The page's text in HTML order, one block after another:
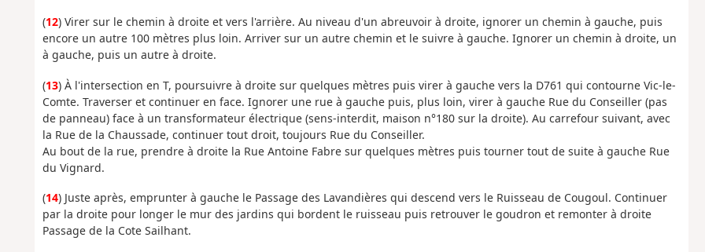
(12) Virer sur le chemin à droite et vers l'arrière. Au niveau d'un abreuvoir à droite, ignorer un chemin à gauche, puis
encore un autre 100 mètres plus loin. Arriver sur un autre chemin et le suivre à gauche. Ignorer un chemin à droite, un
à gauche, puis un autre à droite.
(13) À l'intersection en T, poursuivre à droite sur quelques mètres puis virer à gauche vers la D761 qui contourne Vic-le-
Comte. Traverser et continuer en face. Ignorer une rue à gauche puis, plus loin, virer à gauche Rue du Conseiller (pas
de panneau) face à un transformateur électrique (sens-interdit, maison n°180 sur la droite). Au carrefour suivant, avec
la Rue de la Chaussade, continuer tout droit, toujours Rue du Conseiller.
Au bout de la rue, prendre à droite la Rue Antoine Fabre sur quelques mètres puis tourner tout de suite à gauche Rue
du Vignard.
(14) Juste après, emprunter à gauche le Passage des Lavandières qui descend vers le Ruisseau de Cougoul. Continuer
par la droite pour longer le mur des jardins qui bordent le ruisseau puis retrouver le goudron et remonter à droite
Passage de la Cote Sailhant.